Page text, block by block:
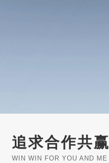
追求合作共赢
WIN WIN FOR YOU AND ME